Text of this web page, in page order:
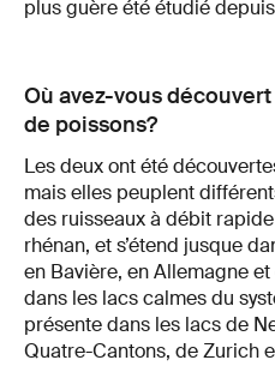
plus guère été étudié
Où avez-vous
de poissons?
Les deux ont été
mais elles peuplent
des ruisseaux à débit
rhénan, et s’étend jusque
en Bavière, en Allemagne et
dans les lacs calmes du
présente dans les lacs de
Quatre-Cantons, de Zurich